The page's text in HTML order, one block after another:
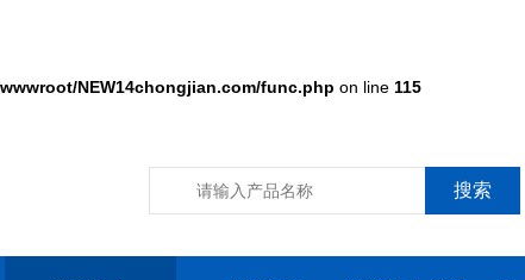
NEW14chongjian.com/func.php on line 115